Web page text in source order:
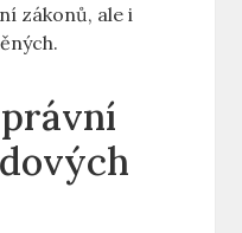
zákonů, ale i